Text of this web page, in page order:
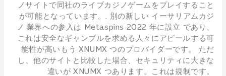
ノサイトで同社のライブカジノゲームをプレイすること
が可能となっています。. 別の新しい イーサリアムカジ
ノ 業界への参入は Metaspins 2022 年に設立 であり、
これは安全なギャンブルを求める人々にアピールする可
能性が高いもう XNUMX つのプロバイダーです。 ただ
し、他のサイトと比較した場合、セキュリティに大きな
違いが XNUMX つあります。これは規制です。